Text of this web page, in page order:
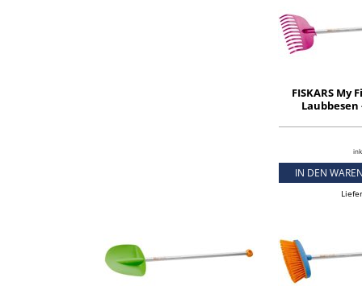
FISKARS My
Laubbesen
IN DEN